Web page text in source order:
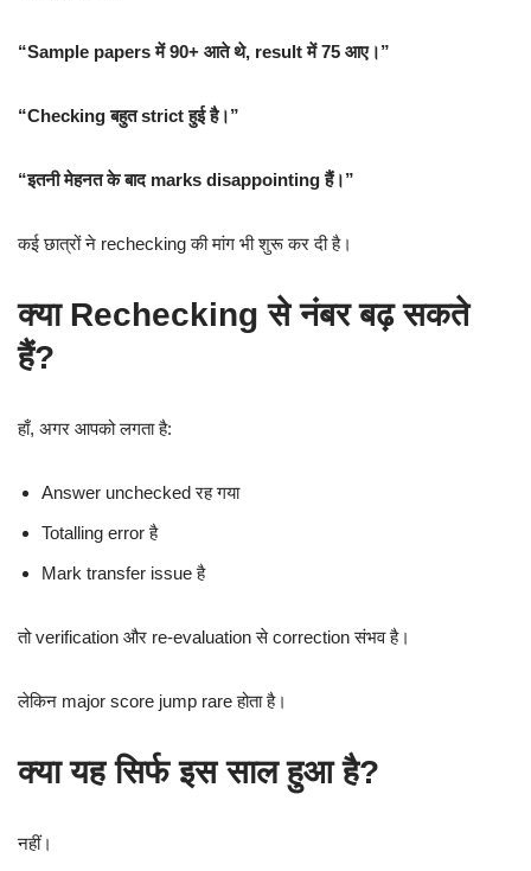
“Sample papers में 90+ आते थे, result में 75 आए।”
“Checking बहुत strict हुई है।”
“इतनी मेहनत के बाद marks disappointing हैं।”
कई छात्रों ने rechecking की मांग भी शुरू कर दी है।
क्या Rechecking से नंबर बढ़ सकते
हैं?
हाँ, अगर आपको लगता है:
Answer unchecked रह गया
Totalling error है
Mark transfer issue है
तो verification और re-evaluation से correction संभव है।
लेकिन major score jump rare होता है।
क्या यह सिर्फ इस साल हुआ है?
नहीं।